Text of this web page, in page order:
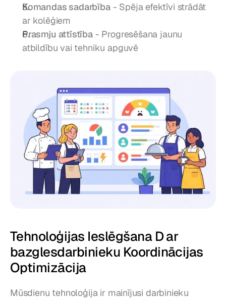
Komandas sadarbība - Spēja efektīvi strādāt
ar kolēģiem
Prasmju attīstība - Progresēšana jaunu
atbildību vai tehniku apguvē
Tehnoloģijas Ieslēgšana D ar
bazglesdarbinieku Koordinācijas
Optimizācija
Mūsdienu tehnoloģija ir mainījusi darbinieku